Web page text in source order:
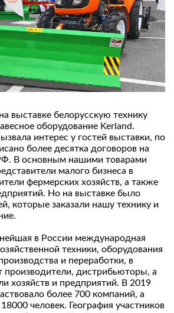
выставке белорусскую технику
оборудование Kerland.
интерес у гостей выставки, по
более десятка договоров на
В основным нашими товарами
малого бизнеса в
фермерских хозяйств, а также
Но на выставке было
которые заказали нашу технику и
в России международная
техники, оборудования
и переработки, в
производители, дистрибьюторы, а
хозяйств и предприятий. В 2019
более 700 компаний, а
человек. География участников